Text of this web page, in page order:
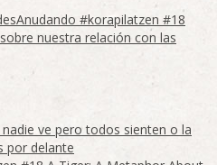
#korapilatzen #18
nuestra relación con las
ve pero todos sienten o la
por delante